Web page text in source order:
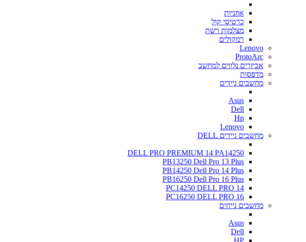
אוזניות
כרטיסי קול
מצלמות רשת
רמקולים
Lenovo
ProtoArc
אביזרים נלווים למחשב
מדפסות
מחשבים ניידים
Asus
Dell
Hp
Lenovo
מחשבים ניידים DELL
DELL PRO PREMIUM 14 PA14250
PB13250 Dell Pro 13 Plus
PB14250 Dell Pro 14 Plus
PB16250 Dell Pro 16 Plus
PC14250 DELL PRO 14
PC16250 DELL PRO 16
מחשבים נייחים
Asus
Dell
HP